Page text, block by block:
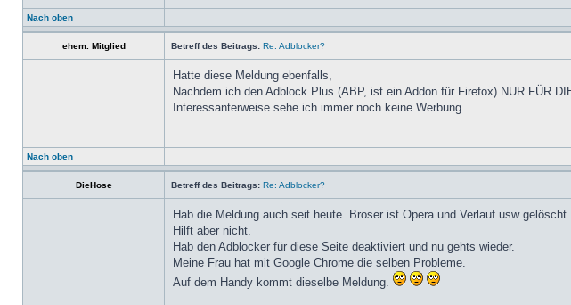
Nach oben
ehem. Mitglied Betreff des Beitrags: Re: Adblocker?
Hatte diese Meldung ebenfalls,
Nachdem ich den Adblock Plus (ABP, ist ein Addon für Firefox) NUR FÜR
Interessanterweise sehe ich immer noch keine Werbung...
Nach oben
DieHose Betreff des Beitrags: Re: Adblocker?
Hab die Meldung auch seit heute. Broser ist Opera und Verlauf usw gelöscht.
Hilft aber nicht.
Hab den Adblocker für diese Seite deaktiviert und nu gehts wieder.
Meine Frau hat mit Google Chrome die selben Probleme.
Auf dem Handy kommt dieselbe Meldung.